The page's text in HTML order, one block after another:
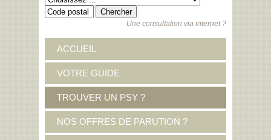
Une consultation via internet ?
ACCUEIL
VOTRE GUIDE
TROUVER UN PSY ?
NOS OFFRES DE PARUTION ?